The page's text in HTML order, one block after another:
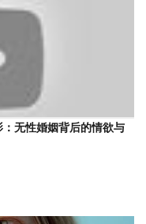
：无性婚姻背后的情欲与